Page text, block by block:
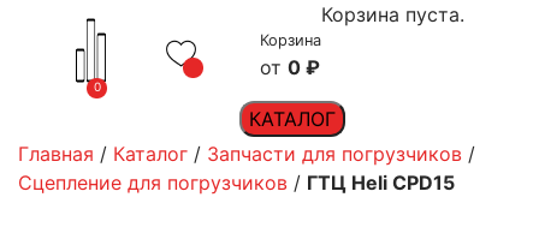
0
Корзина
0 ₽
Корзина пуста.
КАТАЛОГ
Главная / Каталог / Запчасти для погрузчиков /
Сцепление для погрузчиков / ГТЦ Heli CPD15